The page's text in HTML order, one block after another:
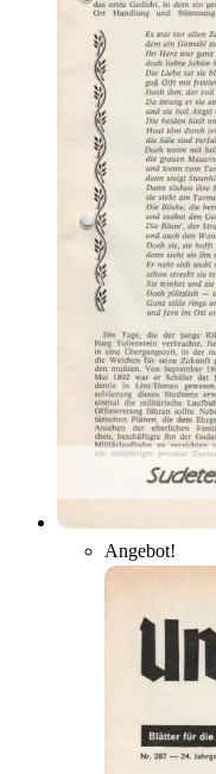
Angebot!